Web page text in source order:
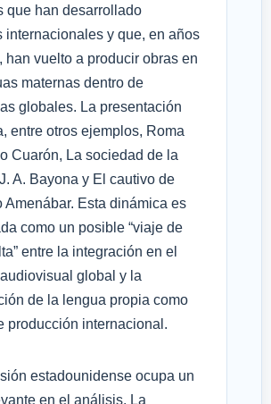
que han desarrollado
internacionales y que, en años
han vuelto a producir obras en
maternas dentro de
globales. La presentación
entre otros ejemplos, Roma
Cuarón, La sociedad de la
A. Bayona y El cautivo de
Amenábar. Esta dinámica es
como un posible “viaje de
entre la integración en el
global y la
de la lengua propia como
producción internacional.
estadounidense ocupa un
en el análisis. La